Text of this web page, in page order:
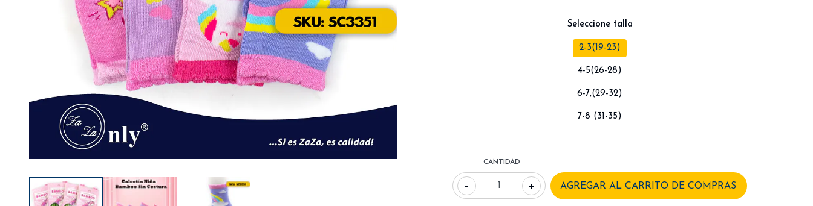
Seleccione talla
2-3(19-23)
4-5(26-28)
6-7,(29-32)
7-8 (31-35)
CANTIDAD
- +